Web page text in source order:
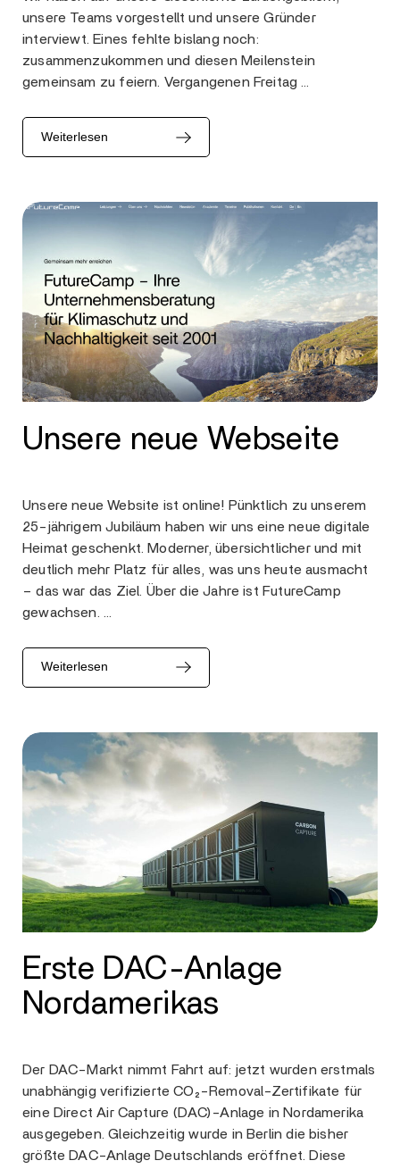
unsere Teams vorgestellt und unsere Gründer
interviewt. Eines fehlte bislang noch:
zusammenzukommen und diesen Meilenstein
gemeinsam zu feiern. Vergangenen Freitag …
Weiterlesen
Unsere neue Webseite
Unsere neue Website ist online! Pünktlich zu unserem
25-jährigem Jubiläum haben wir uns eine neue digitale
Heimat geschenkt. Moderner, übersichtlicher und mit
deutlich mehr Platz für alles, was uns heute ausmacht
– das war das Ziel. Über die Jahre ist FutureCamp
gewachsen. …
Weiterlesen
Erste DAC-Anlage
Nordamerikas
Der DAC-Markt nimmt Fahrt auf: jetzt wurden erstmals
unabhängig verifizierte CO₂-Removal-Zertifikate für
eine Direct Air Capture (DAC)-Anlage in Nordamerika
ausgegeben. Gleichzeitig wurde in Berlin die bisher
größte DAC-Anlage Deutschlands eröffnet. Diese